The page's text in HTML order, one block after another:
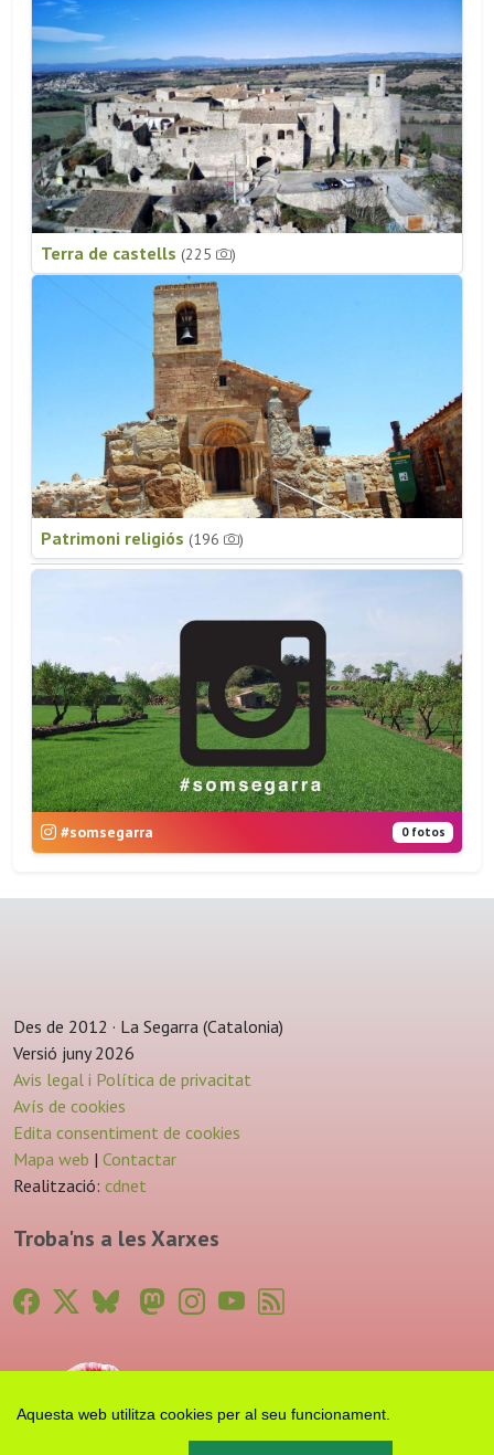
Aquesta web utilitza cookies per al seu funcionament.
Terra de castells (225 )
Patrimoni religiós (196 )
#somsegarra 0 fotos
Des de 2012 · La Segarra (Catalonia)
Versió juny 2026
Avis legal i Política de privacitat
Avís de cookies
Edita consentiment de cookies
Mapa web | Contactar
Realització: cdnet
Troba'ns a les Xarxes